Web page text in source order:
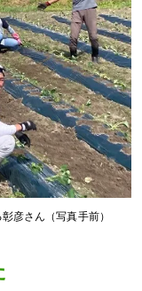
彦さん（写真手前）